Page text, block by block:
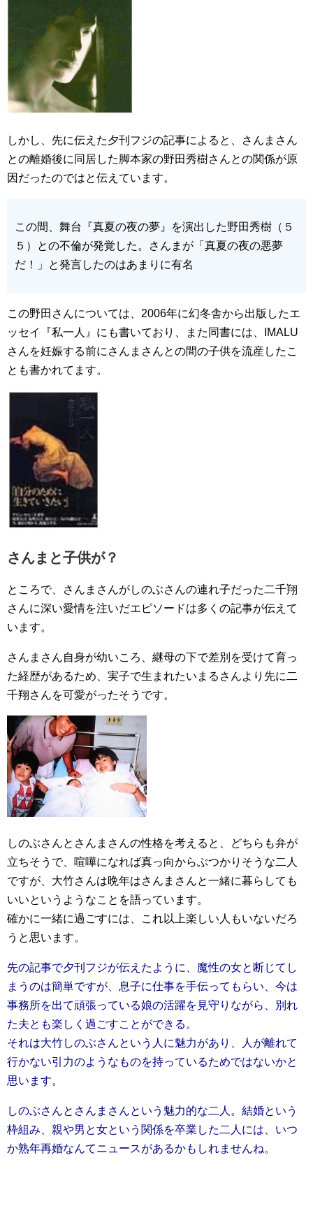
しかし、先に伝えた夕刊フジの記事によると、さんまさん
との離婚後に同居した脚本家の野田秀樹さんとの関係が原
因だったのではと伝えています。
この間、舞台『真夏の夜の夢』を演出した野田秀樹（５
５）との不倫が発覚した。さんまが「真夏の夜の悪夢
だ！」と発言したのはあまりに有名
この野田さんについては、2006年に幻冬舎から出版したエ
ッセイ『私一人』にも書いており、また同書には、IMALU
さんを妊娠する前にさんまさんとの間の子供を流産したこ
とも書かれてます。
さんまと子供が？
ところで、さんまさんがしのぶさんの連れ子だった二千翔
さんに深い愛情を注いだエピソードは多くの記事が伝えて
います。
さんまさん自身が幼いころ、継母の下で差別を受けて育っ
た経歴があるため、実子で生まれたいまるさんより先に二
千翔さんを可愛がったそうです。
しのぶさんとさんまさんの性格を考えると、どちらも弁が
立ちそうで、喧嘩になれば真っ向からぶつかりそうな二人
ですが、大竹さんは晩年はさんまさんと一緒に暮らしても
いいというようなことを語っています。
確かに一緒に過ごすには、これ以上楽しい人もいないだろ
うと思います。
先の記事で夕刊フジが伝えたように、魔性の女と断じてし
まうのは簡単ですが、息子に仕事を手伝ってもらい、今は
事務所を出て頑張っている娘の活躍を見守りながら、別れ
た夫とも楽しく過ごすことができる。
それは大竹しのぶさんという人に魅力があり、人が離れて
行かない引力のようなものを持っているためではないかと
思います。
しのぶさんとさんまさんという魅力的な二人。結婚という
枠組み、親や男と女という関係を卒業した二人には、いつ
か熟年再婚なんてニュースがあるかもしれませんね。